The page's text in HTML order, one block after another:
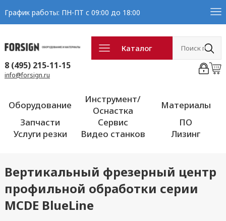
График работы: ПН-ПТ с 09:00 до 18:00
Каталог
8 (495) 215-11-15
info@forsign.ru
Оборудование
Инструмент/
Оснастка
Материалы
Запчасти
Сервис
ПО
Услуги резки
Видео станков Лизинг
Вертикальный фрезерный центр
профильной обработки серии
MCDE BlueLine